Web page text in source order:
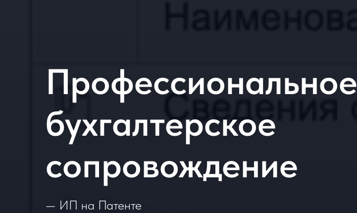
Профессиональное
бухгалтерское
сопровождение
— ИП на Патенте